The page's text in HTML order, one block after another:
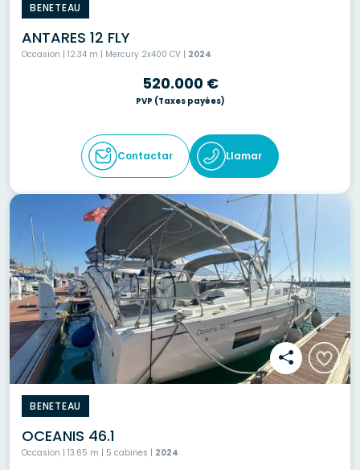
BENETEAU
ANTARES 12 FLY
Occasion | 12.34 m | Mercury 2x400 CV | 2024
520.000 €
PVP (Taxes payées)
Contactar Llamar
BENETEAU
OCEANIS 46.1
Occasion | 13.65 m | 5 cabines | 2024